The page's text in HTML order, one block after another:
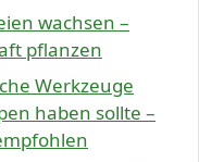
wachsen –
pflanzen
Werkzeuge
haben sollte –